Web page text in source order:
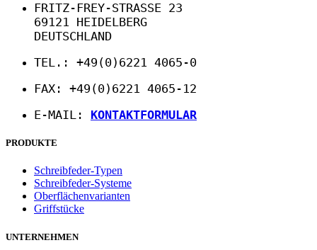
FRITZ-FREY-STRASSE 23
69121 HEIDELBERG
DEUTSCHLAND
TEL.: +49(0)6221 4065-0
FAX: +49(0)6221 4065-12
E-MAIL: KONTAKTFORMULAR
PRODUKTE
Schreibfeder-Typen
Schreibfeder-Systeme
Oberflächenvarianten
Griffstücke
UNTERNEHMEN